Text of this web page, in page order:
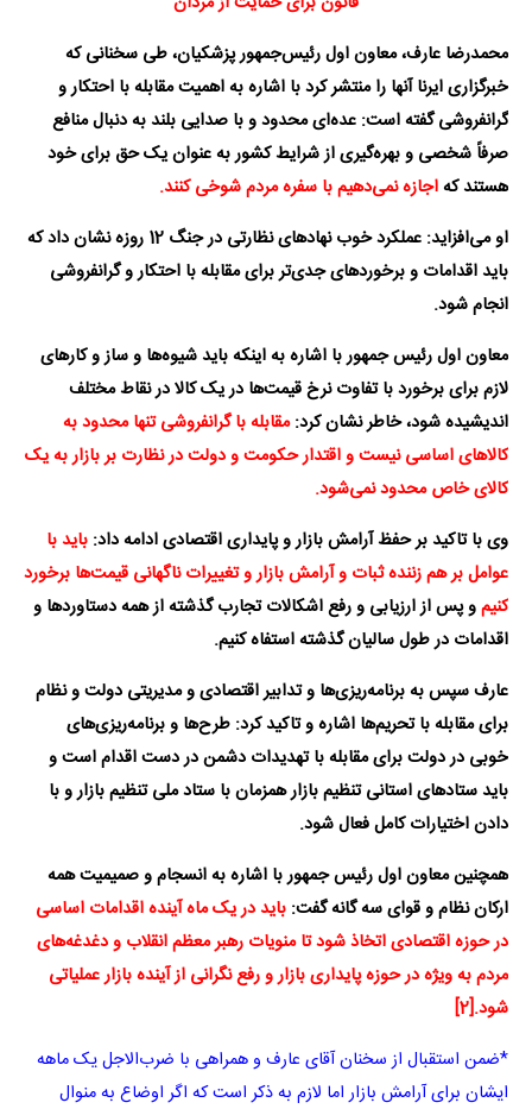
محمدرضا عارف، معاون اول رئیس‌جمهور پزشکیان، طی سخنانی که
خبرگزاری ایرنا آنها را منتشر کرد با اشاره به اهمیت مقابله با احتکار و
گرانفروشی گفته است: عده‌ای محدود و با صدایی بلند به دنبال منافع
صرفاً‌ شخصی و بهره‌گیری از شرایط کشور به عنوان یک حق برای خود
هستند کهاجازه نمی‌دهیم با سفره مردم شوخی کنند.
او می‌افزاید: عملکرد خوب نهادهای نظارتی در جنگ 12 روزه نشان داد که
باید اقدامات و برخوردهای جدی‌تر برای مقابله با احتکار و گرانفروشی
انجام شود.
معاون اول رئیس جمهور با اشاره به اینکه باید شیوه‌ها و ساز و کارهای
لازم برای برخورد با تفاوت نرخ قیمت‌ها در یک کالا در نقاط مختلف
اندیشیده شود، خاطر نشان کرد:مقابله با گرانفروشی تنها محدود به
کالاهای اساسی نیست و اقتدار حکومت و دولت در نظارت بر بازار به یک
کالای خاص محدود نمی‌شود.
وی با تاکید بر حفظ آرامش بازار و پایداری اقتصادی ادامه داد: باید با
عوامل بر هم زننده ثبات و آرامش بازار و تغییرات ناگهانی قیمت‌ها برخورد
کنیمو پس از ارزیابی و رفع اشکالات تجارب گذشته از همه دستاوردها و
اقدامات در طول سالیان گذشته استفاه کنیم.
عارف سپس به برنامه‌ریزی‌ها و تدابیر اقتصادی و مدیریتی دولت و نظام
برای مقابله با تحریم‌ها اشاره و تاکید کرد: طرح‌ها و برنامه‌ریزی‌های
خوبی در دولت برای مقابله با تهدیدات دشمن در دست اقدام است و
باید ستادهای استانی تنظیم بازار همزمان با ستاد ملی تنظیم بازار و با
دادن اختیارات کامل فعال شود.
همچنین معاون اول رئیس جمهور با اشاره به انسجام و صمیمیت همه
ارکان نظام و قوای سه گانه گفت: باید در یک ماه آینده اقدامات اساسی
در حوزه اقتصادی اتخاذ شود تا منویات رهبر معظم انقلاب و دغدغه‌های
مردم به ویژه در حوزه پایداری بازار و رفع نگرانی از آینده بازار عملیاتی
شود.
[2]
*ضمن استقبال از سخنان آقای عارف و همراهی با ضرب‌الاجل یک ماهه
ایشان برای آرامش بازار اما لازم به ذکر است که اگر اوضاع به منوال